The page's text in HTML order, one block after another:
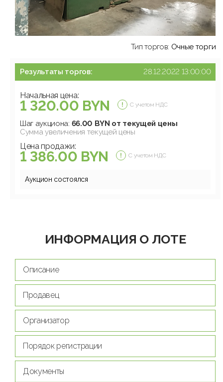
Тип торгов: Очные торги
Результаты торгов: 28.12.2022 13:00:00
Начальная цена:
1 320.00 BYN С учетом НДС
Шаг аукциона: 66.00 BYN от текущей цены
Сумма увеличения текущей цены
Цена продажи:
1 386.00 BYN С учетом НДС
Аукцион состоялся
ИНФОРМАЦИЯ О ЛОТЕ
Описание
Продавец
Организатор
Порядок регистрации
Документы